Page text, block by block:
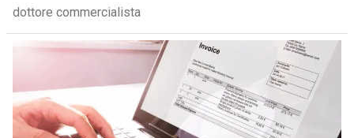
dottore commercialista